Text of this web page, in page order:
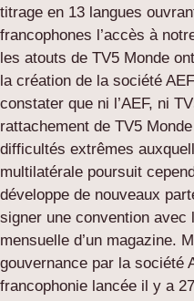
titrage en 13 langues
francophones l’accès à
les atouts de TV5 Monde
la création de la société
constater que ni l’AEF, ni
rattachement de TV5
difficultés extrêmes
multilatérale poursuit
développe de nouveaux
signer une convention avec
mensuelle d’un magazine.
gouvernance par la société
francophonie lancée il y a